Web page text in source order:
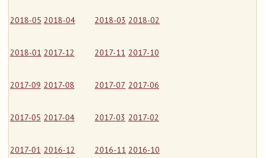
2018-05 2018-04 2018-03 2018-02
2018-01 2017-12 2017-11 2017-10
2017-09 2017-08 2017-07 2017-06
2017-05 2017-04 2017-03 2017-02
2017-01 2016-12 2016-11 2016-10